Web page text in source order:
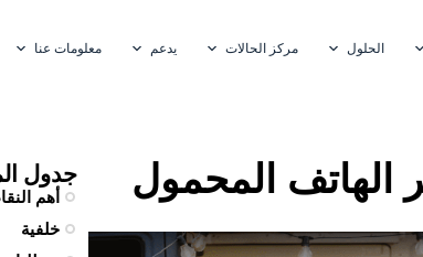
الحلول مركز الحالات يدعم معلومات عنا
الهاتف المحمول جدول
أهم
خلفية